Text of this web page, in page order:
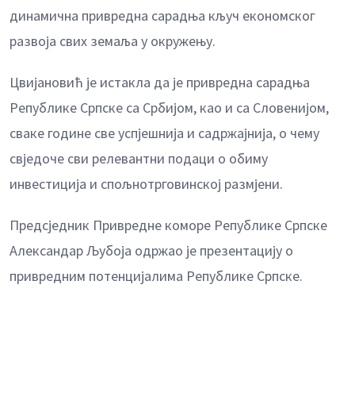
динамична привредна сарадња кључ економског
развоја свих земаља у окружењу.
Цвијановић је истакла да је привредна сарадња
Републике Српске са Србијом, као и са Словенијом,
сваке године све успјешнија и садржајнија, о чему
свједоче сви релевантни подаци о обиму
инвестиција и спољнотрговинској размјени.
Предсједник Привредне коморе Републике Српске
Александар Љубоја одржао је презентацију о
привредним потенцијалима Републике Српске.